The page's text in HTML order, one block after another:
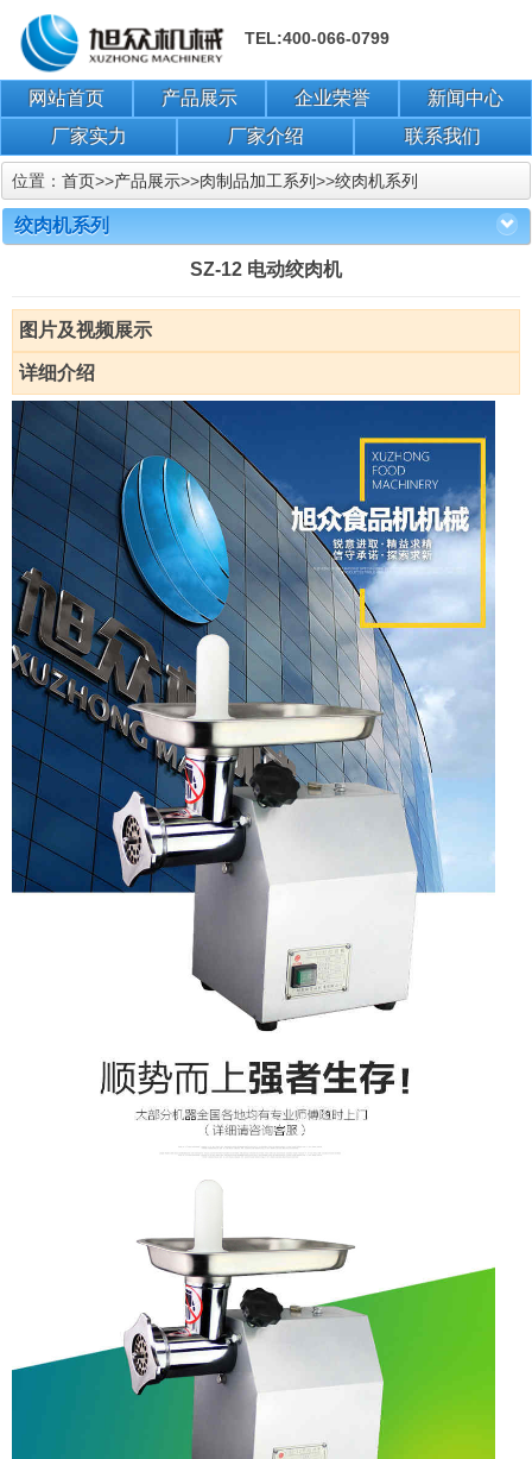
TEL:400-066-0799
网站首页 产品展示 企业荣誉
新闻中心
厂家实力
厂家介绍 联系我们
位置： 首页>>产品展示>>肉制品加工系列>>绞肉机系列
绞肉机系列
SZ-12 电动绞肉机
图片及视频展示
详细介绍